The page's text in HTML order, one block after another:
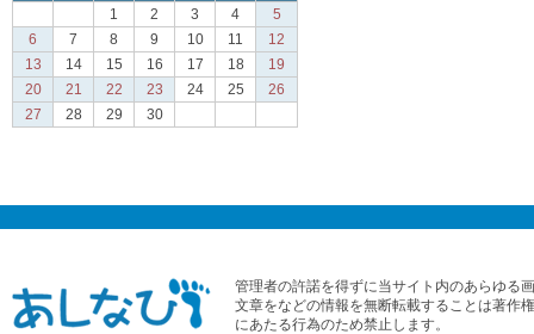
1
2 3 4
5
6
7 8 9 10 11
12
13
14 15 16 17 18
19
20
21 22 23 24 25
26
27
28 29 30
管理者の許諾を得ずに当サイト内のあらゆる
文章をなどの情報を無断転載することは著作
にあたる行為のため禁止します。